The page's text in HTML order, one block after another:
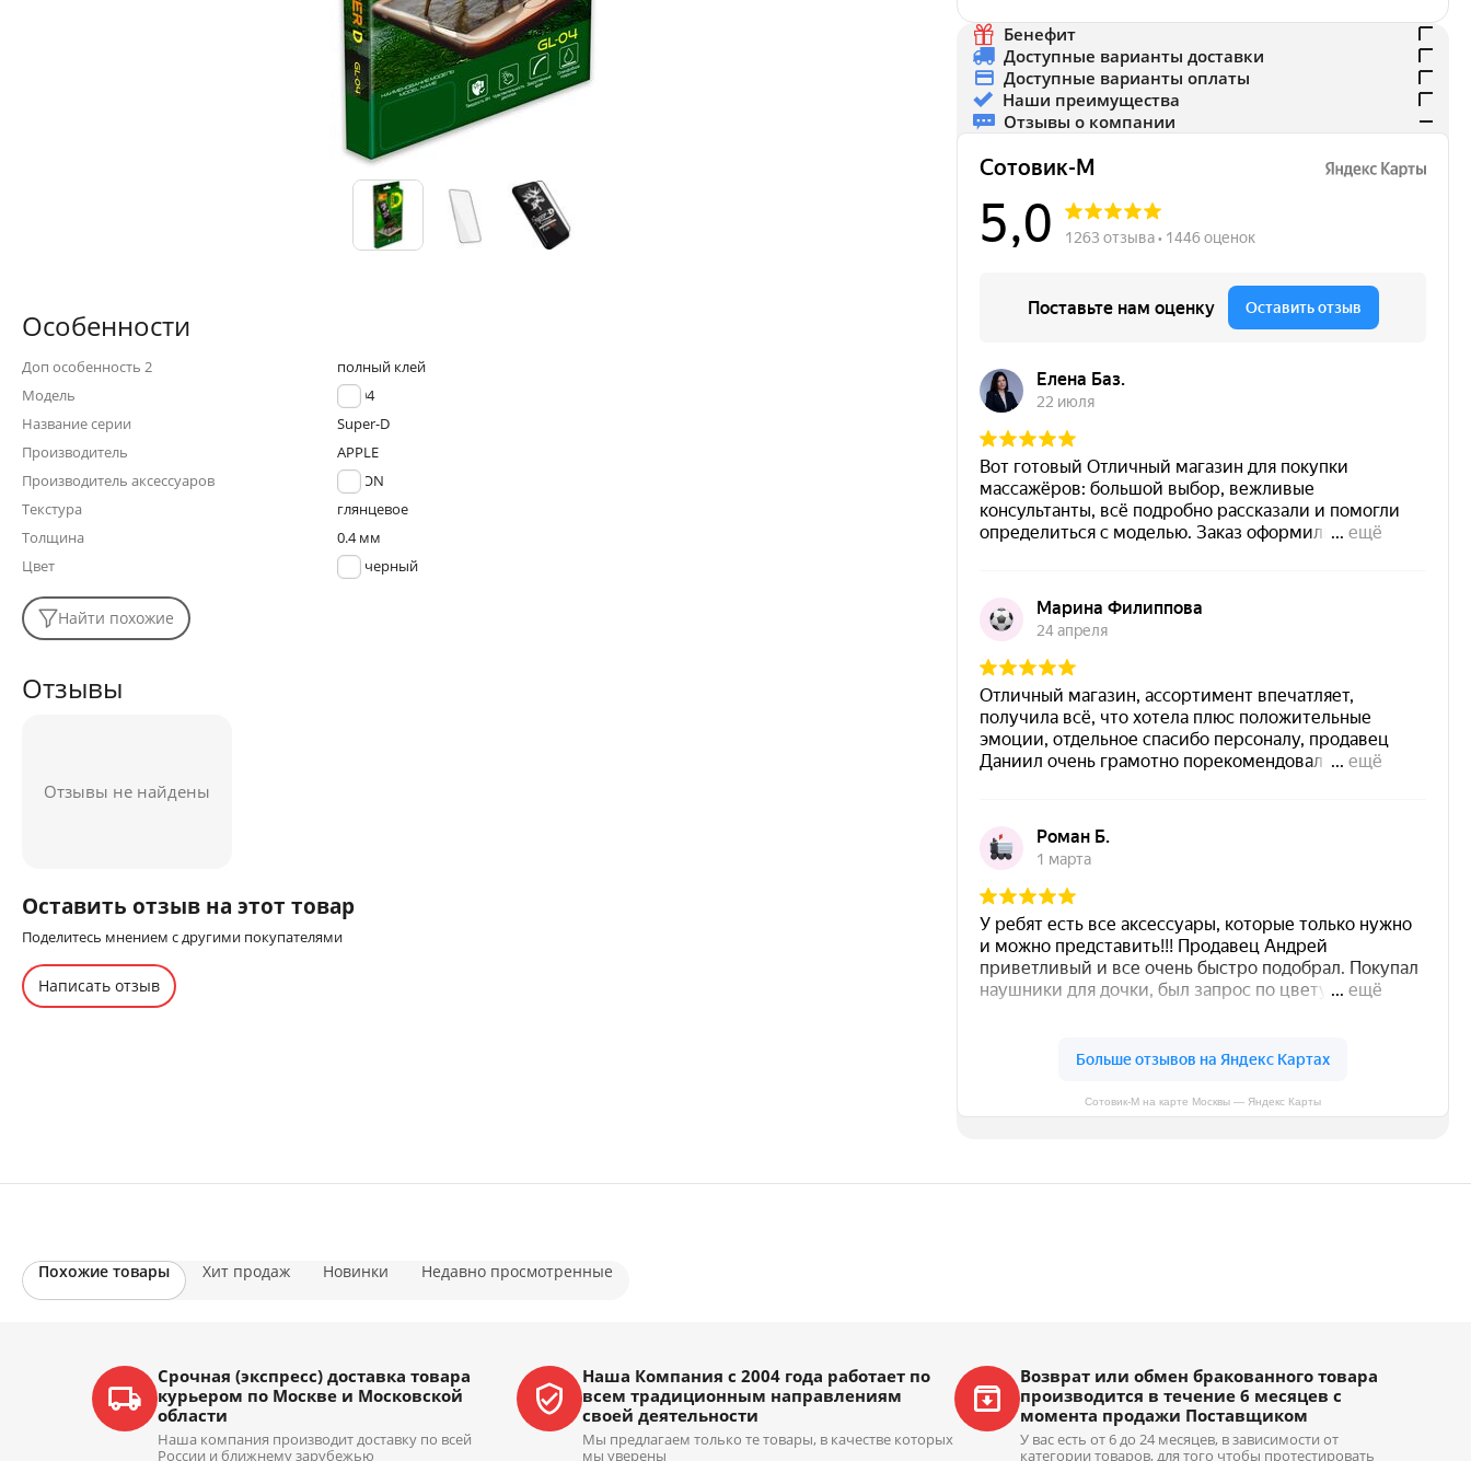
Бенефит
Доступные варианты доставки
Доступные варианты оплаты
Наши преимущества
Отзывы о компании
Сотовик-М на карте Москвы — Яндекс Карты
Особенности
Доп особенность 2
полный клей
Модель
GL-04
Название серии
Super-D
Производитель
APPLE
Производитель аксессуаров
FaisON
Текстура
глянцевое
Толщина
0.4 мм
Цвет
черный
Найти похожие
Отзывы
Отзывы не найдены
Оставить отзыв на этот товар
Поделитесь мнением с другими покупателями
Написать отзыв
Похожие товары Хит продаж Новинки Недавно просмотренные
Срочная (экспресс) доставка товара
курьером по Москве и Московской
области
Наша компания производит доставку по всей
России и ближнему зарубежью
Наша Компания с 2004 года работает по
всем традиционным направлениям
своей деятельности
Мы предлагаем только те товары, в качестве которых
мы уверены
Возврат или обмен бракованного товара
производится в течение 6 месяцев с
момента продажи Поставщиком
У вас есть от 6 до 24 месяцев, в зависимости от
категории товаров, для того чтобы протестировать